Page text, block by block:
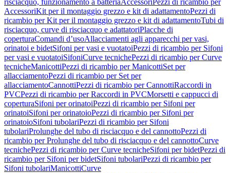
risciacquo, funzionamento a batteriaAccessoriPezzi di ricambio per
AccessoriKit per il montaggio grezzo e kit di adattamentoPezzi di
ricambio per Kit per il montaggio grezzo e kit di adattamentoTubi di
risciacquo, curve di risciacquo e adattatoriPlacche di
coperturaComandi d’usoAllacciamenti agli apparecchi per vasi,
orinatoi e bidetSifoni per vasi e vuotatoiPezzi di ricambio per Sifoni
per vasi e vuotatoiSifoniCurve tecnichePezzi di ricambio per Curve
tecnicheManicottiPezzi di ricambio per ManicottiSet per
allacciamentoPezzi di ricambio per Set per
allacciamentoCannottiPezzi di ricambio per CannottiRaccordi in
PVCPezzi di ricambio per Raccordi in PVCMorsetti e cappucci di
coperturaSifoni per orinatoiPezzi di ricambio per Sifoni per
orinatoiSifoni per orinatoioPezzi di ricambio per Sifoni per
orinatoioSifoni tubolariPezzi di ricambio per Sifoni
tubolariProlunghe del tubo di risciacquo e del cannottoPezzi di
ricambio per Prolunghe del tubo di risciacquo e del cannottoCurve
tecnichePezzi di ricambio per Curve tecnicheSifoni per bidetPezzi di
ricambio per Sifoni per bidetSifoni tubolariPezzi di ricambio per
Sifoni tubolariManicottiCurve